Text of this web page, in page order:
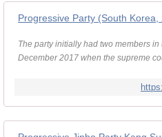
Progressive Party (South
The party initially had two members
December 2017 when the supreme